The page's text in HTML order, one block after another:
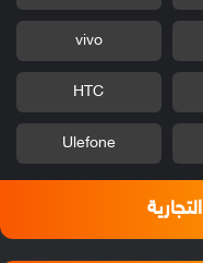
vivo
HTC
Ulefone